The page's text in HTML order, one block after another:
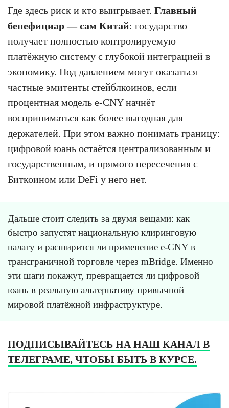
Где здесь риск и кто выигрывает. Главный
бенефициар — сам Китай: государство
получает полностью контролируемую
платёжную систему с глубокой интеграцией в
экономику. Под давлением могут оказаться
частные эмитенты стейблкоинов, если
процентная модель e-CNY начнёт
восприниматься как более выгодная для
держателей. При этом важно понимать границу:
цифровой юань остаётся централизованным и
государственным, и прямого пересечения с
Биткоином или DeFi у него нет.
Дальше стоит следить за двумя вещами: как
быстро запустят национальную клиринговую
палату и расширится ли применение e-CNY в
трансграничной торговле через mBridge. Именно
эти шаги покажут, превращается ли цифровой
юань в реальную альтернативу привычной
мировой платёжной инфраструктуре.
ПОДПИСЫВАЙТЕСЬ НА НАШ КАНАЛ В
ТЕЛЕГРАМЕ, ЧТОБЫ БЫТЬ В КУРСЕ.